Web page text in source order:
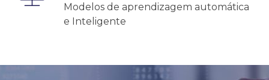
Modelos de aprendizagem automática
e Inteligente